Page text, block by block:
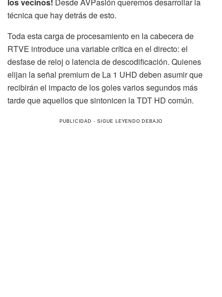
los vecinos! Desde AVPasión queremos desarrollar la
técnica que hay detrás de esto.
Toda esta carga de procesamiento en la cabecera de
RTVE introduce una variable crítica en el directo: el
desfase de reloj o latencia de descodificación. Quienes
elijan la señal premium de La 1 UHD deben asumir que
recibirán el impacto de los goles varios segundos más
tarde que aquellos que sintonicen la TDT HD común.